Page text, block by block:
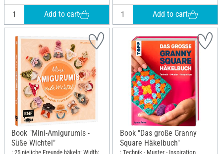
Add to cart Add to cart
Book "Mini-Amigurumis -
Süße Wichtel"
: 25 nieliche Freunde häkeln; Width:
Book "Das große Granny
Square Häkelbuch"
: Technik - Muster - Inspiration